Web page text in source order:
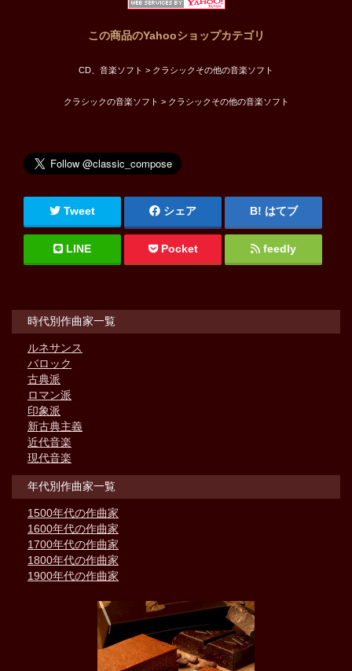
この商品のYahooショップカテゴリ
CD、音楽ソフト > クラシックその他の音楽ソフト
クラシックの音楽ソフト > クラシックその他の音楽ソフト
Tweet シェア はてブ
LINE Pocket feedly
時代別作曲家一覧
ルネサンス
バロック
古典派
ロマン派
印象派
新古典主義
近代音楽
現代音楽
年代別作曲家一覧
1500年代の作曲家
1600年代の作曲家
1700年代の作曲家
1800年代の作曲家
1900年代の作曲家